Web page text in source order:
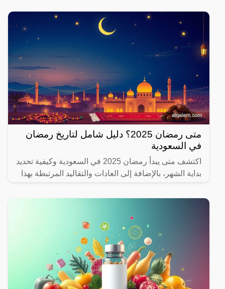
متى رمضان 2025؟ دليل شامل لتاريخ رمضان
في السعودية
اكتشف متى يبدأ رمضان 2025 في السعودية وكيفية تحديد
بداية الشهر، بالإضافة إلى العادات والتقاليد المرتبطة بهذا